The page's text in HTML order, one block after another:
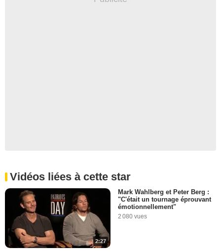
Vidéos liées à cette star
2:27
Mark Wahlberg et Peter Berg :
"C'était un tournage éprouvant
émotionnellement"
2 080 vues